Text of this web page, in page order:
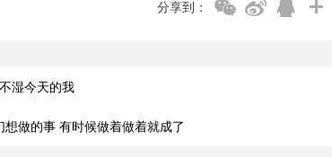
分享到：
湿今天的我
做的事 有时候做着做着就成了